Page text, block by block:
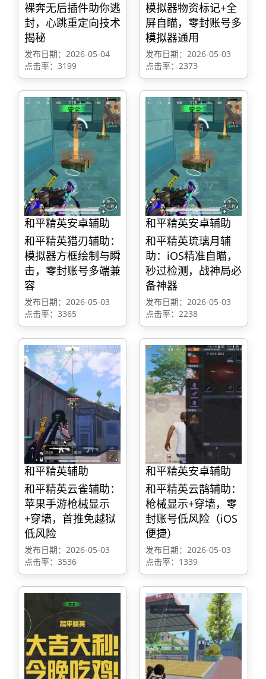
裸奔无后插件助你逃
封，心跳重定向技术
揭秘
发布日期：2026-05-04
点击率：3199
模拟器物资标记+全
屏自瞄，零封账号多
模拟器通用
发布日期：2026-05-03
点击率：2373
和平精英安卓辅助
和平精英猎刃辅助：
模拟器方框绘制与瞬
击，零封账号多端兼
容
发布日期：2026-05-03
点击率：3365
和平精英安卓辅助
和平精英琉璃月辅
助：iOS精准自瞄，
秒过检测，战神局必
备神器
发布日期：2026-05-03
点击率：2238
和平精英辅助
和平精英云雀辅助：
苹果手游枪械显示
+穿墙，首推免越狱
低风险
发布日期：2026-05-03
点击率：3536
和平精英安卓辅助
和平精英云鹊辅助：
枪械显示+穿墙，零
封账号低风险（iOS
便捷）
发布日期：2026-05-03
点击率：1339